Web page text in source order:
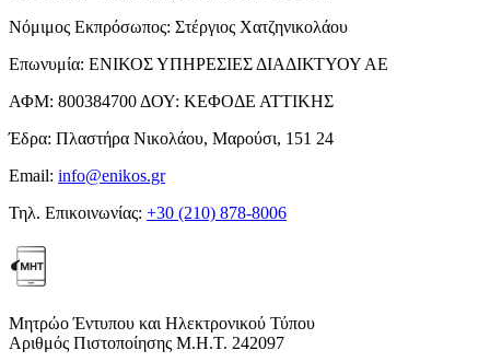
Νόμιμος Εκπρόσωπος: Στέργιος Χατζηνικολάου
Επωνυμία: ΕΝΙΚΟΣ ΥΠΗΡΕΣΙΕΣ ΔΙΑΔΙΚΤΥΟΥ ΑΕ
ΑΦΜ: 800384700 ΔΟΥ: ΚΕΦΟΔΕ ΑΤΤΙΚΗΣ
Έδρα: Πλαστήρα Νικολάου, Μαρούσι, 151 24
Email: info@enikos.gr
Τηλ. Επικοινωνίας: +30 (210) 878-8006
Μητρώο Έντυπου και Ηλεκτρονικού Τύπου
Αριθμός Πιστοποίησης Μ.Η.Τ. 242097